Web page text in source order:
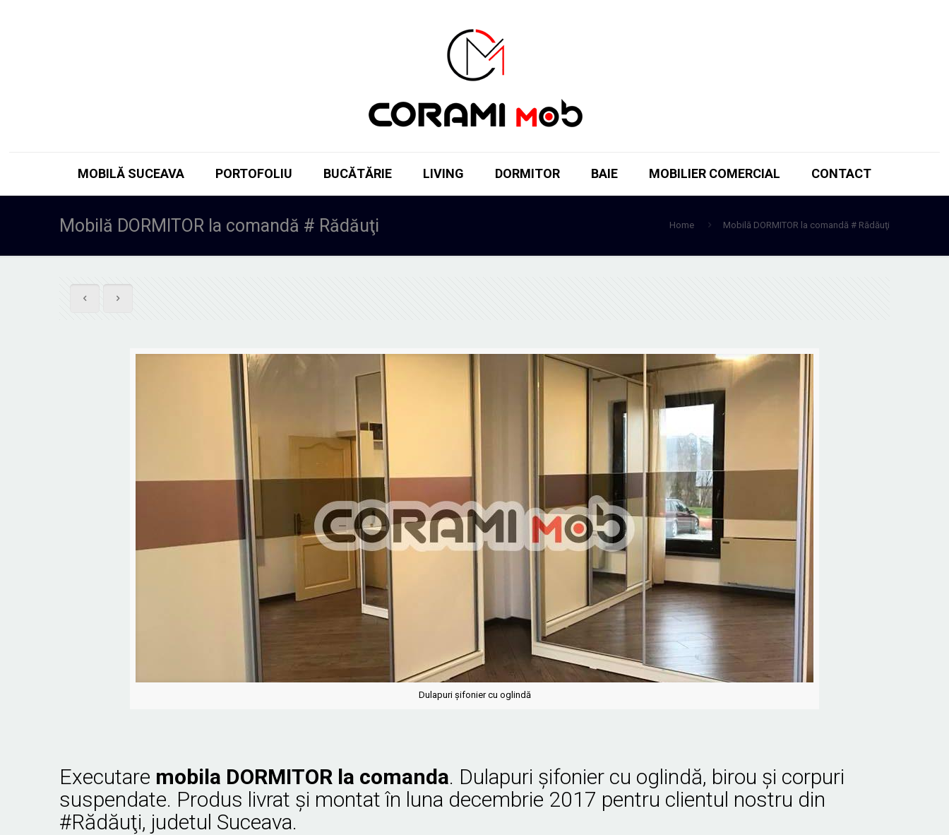
MOBILĂ SUCEAVA PORTOFOLIU BUCĂTĂRIE LIVING DORMITOR BAIE MOBILIER COMERCIAL CONTACT
Mobilă DORMITOR la comandă # Rădăuţi Home Mobilă DORMITOR la comandă # Rădăuţi
Dulapuri şifonier cu oglindă
Executare mobila DORMITOR la comanda. Dulapuri şifonier cu oglindă, birou şi corpuri
suspendate. Produs livrat şi montat în luna decembrie 2017 pentru clientul nostru din
#Rădăuţi, judetul Suceava.